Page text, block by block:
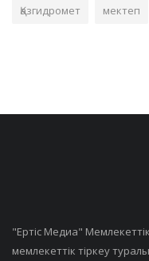
Қазгидромет мектеп
"Ертiс Медиа"
мемлекеттік тіркеу